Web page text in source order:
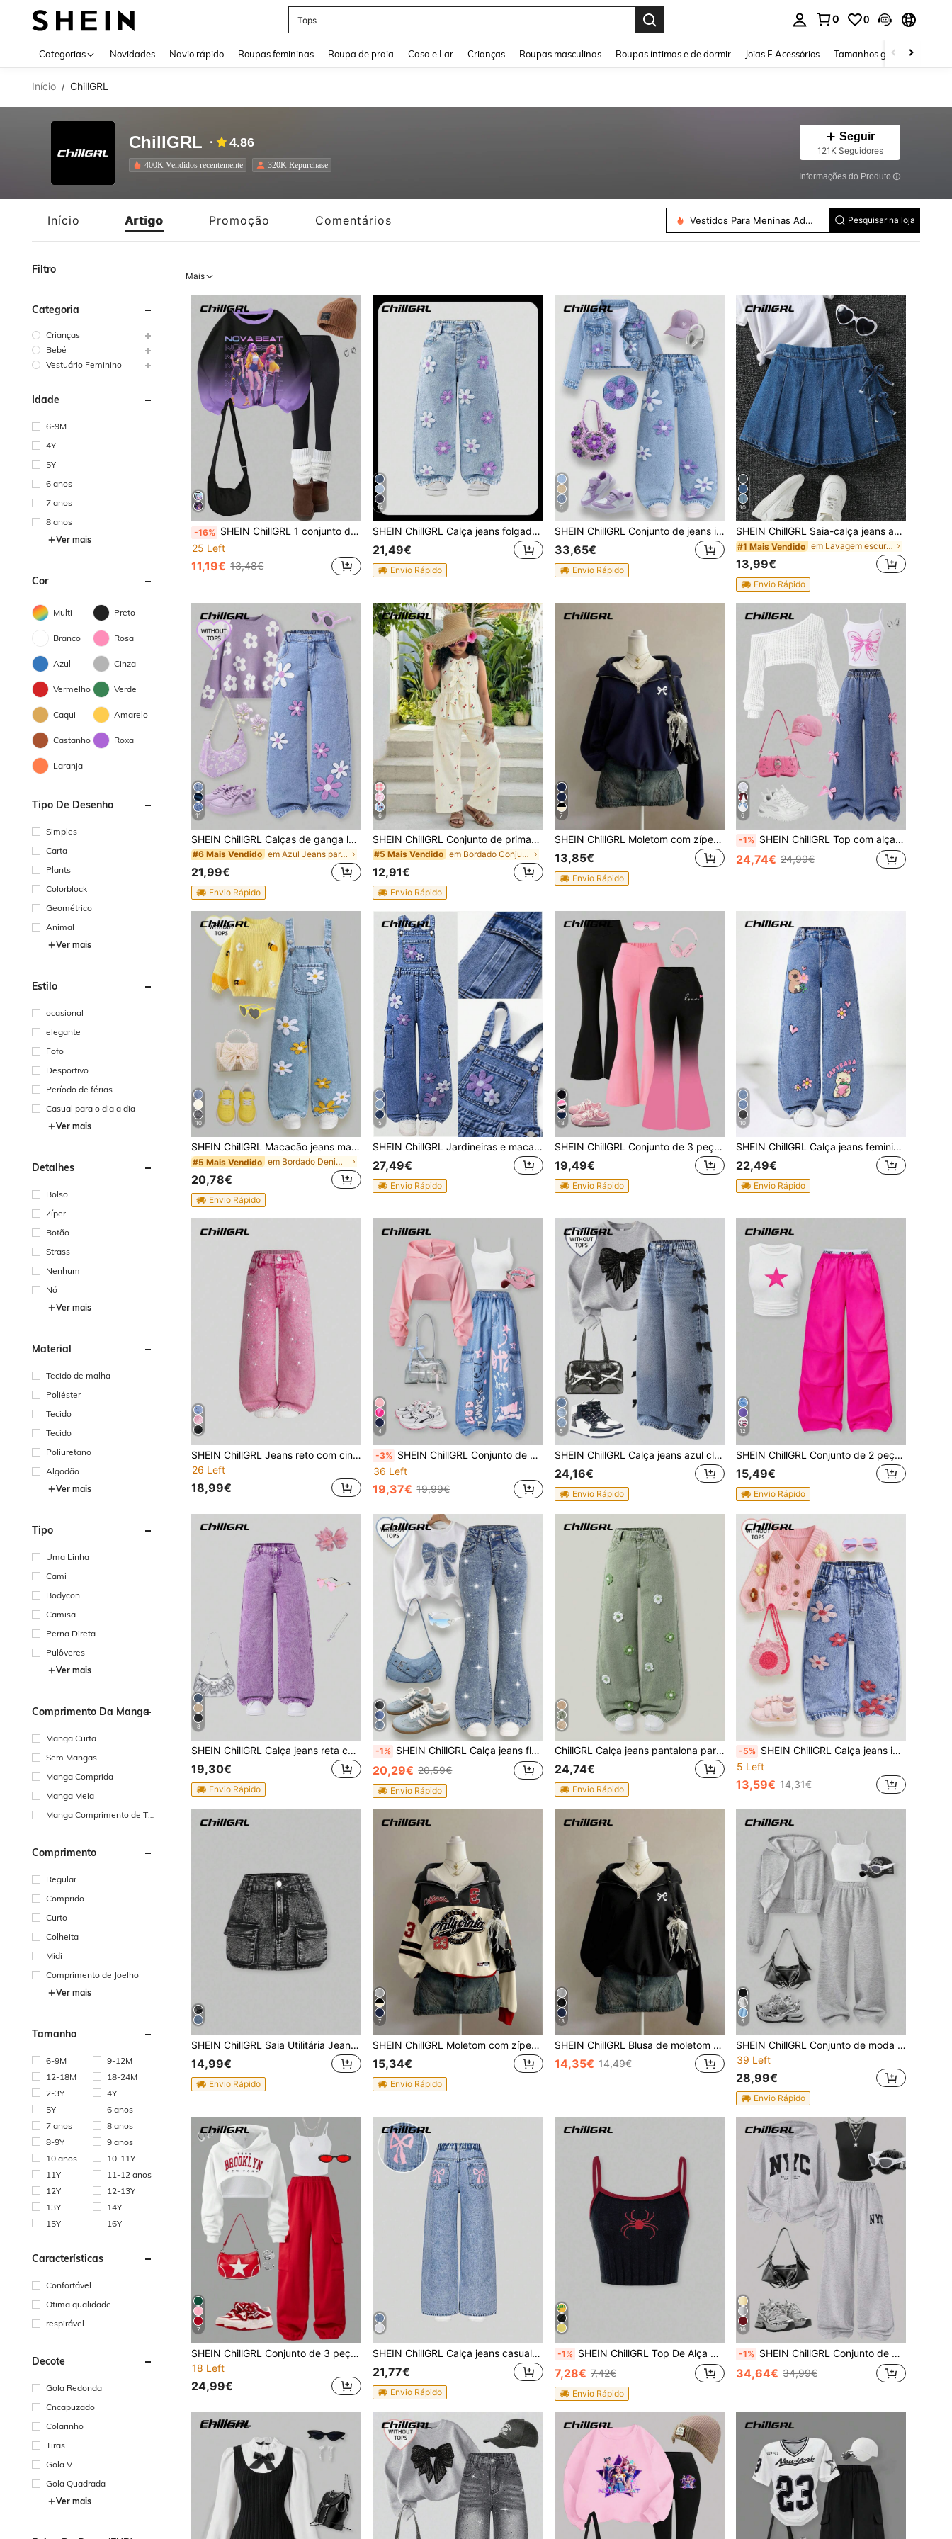
Tops
0 0
Categorias Novidades Navio rápido Roupas femininas Roupa de praia Casa e Lar Crianças Roupas masculinas Roupas íntimas e de dormir Joias E Acessórios Tamanhos grandes
Início / ChillGRL
ChillGRL 4.86
400K Vendidos recentemente 320K Repurchase
Seguir
121K Seguidores
Informações do Produto
Início Artigo Promoção Comentários Vestidos Para Meninas Adolescentes Pesquisar na loja
Filtro
Categoria
Crianças
Bebé
Vestuário Feminino
Idade
6-9M
4Y
5Y
6 anos
7 anos
8 anos
Ver mais
Cor
Multi Preto
Branco Rosa
Azul Cinza
Vermelho Verde
Caqui Amarelo
Castanho Roxa
Laranja
Tipo De Desenho
Simples
Carta
Plants
Colorblock
Geométrico
Animal
Ver mais
Estilo
ocasional
elegante
Fofo
Desportivo
Período de férias
Casual para o dia a dia
Ver mais
Detalhes
Bolso
Zíper
Botão
Strass
Nenhum
Nó
Ver mais
Material
Tecido de malha
Poliéster
Tecido
Tecido
Poliuretano
Algodão
Ver mais
Tipo
Uma Linha
Cami
Bodycon
Camisa
Perna Direta
Pulôveres
Ver mais
Comprimento Da Manga
Manga Curta
Sem Mangas
Manga Comprida
Manga Meia
Manga Comprimento de Tr
Comprimento
Regular
Comprido
Curto
Colheita
Midi
Comprimento de Joelho
Ver mais
Tamanho
6-9M
9-12M
12-18M
18-24M
2-3Y
4Y
5Y
6 anos
7 anos
8 anos
8-9Y
9 anos
10 anos
10-11Y
11Y
11-12 anos
12Y
12-13Y
13Y
14Y
15Y
16Y
Características
Confortável
Otima qualidade
respirável
Decote
Gola Redonda
Cncapuzado
Colarinho
Tiras
Gola V
Gola Quadrada
Ver mais
Mais
-16% SHEIN ChillGRL 1 conjunto de moletom e leggings de manga comprida com estampa de letras e desenho animado casual K-POP para meninas pré-adolescentes, adequado para passeios no outono/inverno
25 Left
11,19€ 13,48€
14
SHEIN ChillGRL Calça jeans folgada para meninas, estilo anos 2000, oversized, com pernas largas, nova coleção 2025, estética moderna, lavagem com flocos de neve, efeito desgastado, bordada, flare, ideal para outono e inverno, todas as estações, azul claro, modelagem folgada com bordados brancos e roxos, estilo anos 90, infantil, Natal.
21,49€
Envio Rápido
5
SHEIN ChillGRL Conjunto de jeans infantil feminino com jaqueta e calça jeans de pernas largas bordadas com flores (2 peças). Conjunto casual e estiloso para meninas, ideal para presente e para usar ao ar livre.
33,65€
Envio Rápido
10
SHEIN ChillGRL Saia-calça jeans azul vintage casual para meninas pré-adolescentes com laço lateral e pregas, cós confortável e versátil. Novidade!
#1 Mais Vendido em Lavagem escura Jeans para meninas adolescentes
13,99€
Envio Rápido
11
SHEIN ChillGRL Calças de ganga largas para menina, nova moda, com design de floco de neve, efeito lavado e desgastado, bordadas
#6 Mais Vendido em Azul Jeans para meninas adolescentes
21,99€
Envio Rápido
6
SHEIN ChillGRL Conjunto de primavera/verão para meninas pré-adolescentes, estilo streetwear, com blusa listrada texturizada com estampa de cerejas, detalhe de laço e barra com babados, combinada com shorts pantalona com laço. Ideal para o dia a dia, deslocamentos, ocasiões casuais, férias, passeios com amigos e looks urbanos.
#5 Mais Vendido em Bordado Conjuntos para meninas adolescentes
12,91€
Envio Rápido
7
SHEIN ChillGRL Moletom com zíper para adolescentes com estampa de laço, moletom azul marinho confortável, ideal para outono/inverno.
13,85€
Envio Rápido
6
-1% SHEIN ChillGRL Top com alças e laço para meninas, 3 peças, com recorte nos ombros e calças largas com laço, adequado para passeios e viagens no início do outono
24,74€ 24,99€
10
SHEIN ChillGRL Macacão jeans macio e confortável com estampa floral, de coração e grafite arco-íris para meninas. Conjunto infantil azul bebê com estampa de girassol para mãe e filha.
#5 Mais Vendido em Bordado Denim para meninas jovens
20,78€
Envio Rápido
5
SHEIN ChillGRL Jardineiras e macacões jeans para meninas pré-adolescentes, estilo vintage retrô, com calça e macacão jeans estilosos para meninas, roupa casual para férias, jeans azul lavado com efeito desgastado, alças ajustáveis, perna reta, jeans de algodão confortável, adequado para primavera, verão e outono, roupa moderna para o dia a dia, escola, encontros e casa.
27,49€
Envio Rápido
18
SHEIN ChillGRL Conjunto de 3 peças de calças flare skinny com degradê preto e rosa para meninas pré-adolescentes, peças versáteis para usar na primavera, verão e outono.
19,49€
Envio Rápido
10
SHEIN ChillGRL Calça jeans feminina adolescente com estampa de capivara, corte reto, fofa e casual! Tecido jeans azul clássico e confortável, estampa de desenho animado, cintura alta com elástico e detalhe de corrente falsa, modelagem reta que valoriza as pernas. Ideal para o dia a dia, faculdade, viagens de fim de semana, volta às aulas, férias e muito mais. Um look estiloso e cheio de energia para todos os dias!
22,49€
Envio Rápido
SHEIN ChillGRL Jeans reto com cintura elástica e design de coração de diamante casual chique para meninas, itens essenciais da moda diária para meninas
26 Left
18,99€
4
-3% SHEIN ChillGRL Conjunto de 3 peças para rapariga tween Streecool, estilo casual street, calças soltas em ganga com estampado, top camisola cropped e blusa de malha com capuz de manga comprida
36 Left
19,37€ 19,99€
5
SHEIN ChillGRL Calça jeans azul clara, casual, com lavagem suave e lavagem Y2K, estilo streetwear, com detalhes desgastados e cintura assimétrica. Versátil e fácil de combinar para o dia a dia. Novidade da primavera/verão 2025. Com laço.
24,16€
Envio Rápido
12
SHEIN ChillGRL Conjunto de 2 peças para meninas pré-adolescentes: regata com estampa de estrelas, cordão na cintura e calça cargo com blocos de cores. Look casual streetwear para primavera/verão e férias de verão.
15,49€
Envio Rápido
8
SHEIN ChillGRL Calça jeans reta com cintura elástica e bolsos planos, estilo streetwear Y2K para meninas pré-adolescentes. Ideal para o dia a dia, escola, faculdade e atividades escolares.
19,30€
Envio Rápido
-1% SHEIN ChillGRL Calça jeans flare azul lavada retrô de cintura alta para meninas, modelo infantil com elástico na barra e corte slim, ideal para passeios casuais e atividades ao ar livre.
20,29€ 20,59€
Envio Rápido
ChillGRL Calça jeans pantalona para pré-adolescentes, estilo vintage desgastado, ideal para um look casual e charmoso para faculdade ou férias. Jeans clássico branco lavado com detalhes florais em crochê feitos à mão, um toque delicado e divertido. Cós elástico e fechamento frontal com botões para maior praticidade.
24,74€
Envio Rápido
-5% SHEIN ChillGRL Calça jeans infantil feminina, modelo reto e folgado, com bordado floral, da coleção Outono/Inverno 2025. Confortável, com cintura média, lavagem vintage e na cor azul. Ideal para ocasiões casuais, streetwear, estilo retrô, uso diário, escola, deslocamentos, festas e Halloween.
5 Left
13,59€ 14,31€
SHEIN ChillGRL Saia Utilitária Jeans Para Meninas Adolescentes Com Bolsos
14,99€
Envio Rápido
7
SHEIN ChillGRL Moletom com zíper para adolescentes, moletom casual com estampa de letras em blocos de cores, pulôver confortável para o outono.
15,34€
Envio Rápido
13
SHEIN ChillGRL Blusa de moletom com zíper para adolescentes com estampa de laço, blusa preta casual minimalista, confortável e versátil para o dia a dia.
14,35€ 14,49€
5
SHEIN ChillGRL Conjunto de moda casual de 3 peças para meninas adolescentes, inclui jaqueta de lã com capuz de cor sólida, camisola e calças largas, adequado para uso diário, deslocamento e escola
39 Left
28,99€
Envio Rápido
7
SHEIN ChillGRL Conjunto de 3 peças de moletom com estampa gráfica de lã para meninas pré-adolescentes, camisola e calças cargo, roupa confortável para mostrar estilo jovem, outono/inverno
18 Left
24,99€
SHEIN ChillGRL Calça jeans casual para meninas adolescentes, azul claro, estampa de borboleta, solta, perna larga, ajuste relaxado, confortável, versátil, escolar, casual, lavada
21,77€
Envio Rápido
-1% SHEIN ChillGRL Top De Alça Bordada Com Aranha Para Meninas Pré-adolescentes
7,28€ 7,42€
Envio Rápido
16
-1% SHEIN ChillGRL Conjunto de 3 peças: Jaqueta de manga comprida com capuz versátil para adolescentes, moletom com zíper e estampa de letras em tecido de malha + regata preta lisa de estilo simples + calça reta com elástico na cintura, look casual de outono para meninas.
34,64€ 34,99€